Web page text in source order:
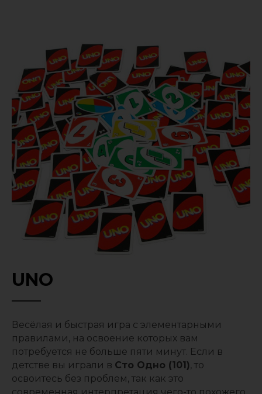
UNO
Весёлая и быстрая игра с элементарными
правилами, на освоение которых вам
потребуется не больше пяти минут. Если в
детстве вы играли в Сто Одно (101), то
освоитесь без проблем, так как это